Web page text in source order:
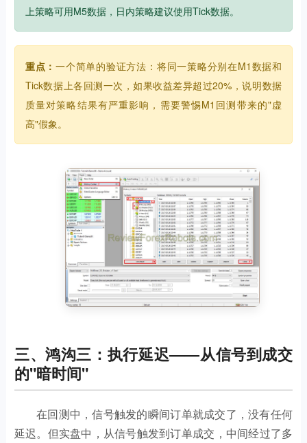
上策略可用M5数据，日内策略建议使用Tick数据。
重点：一个简单的验证方法：将同一策略分别在M1数据和
Tick数据上各回测一次，如果收益差异超过20%，说明数据
质量对策略结果有严重影响，需要警惕M1回测带来的"虚
高"假象。
三、鸿沟三：执行延迟——从信号到成交
的"暗时间"
在回测中，信号触发的瞬间订单就成交了，没有任何
延迟。但实盘中，从信号触发到订单成交，中间经过了多